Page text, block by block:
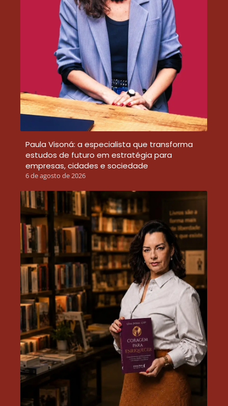
Paula Visoná: a especialista que transforma
estudos de futuro em estratégia para
empresas, cidades e sociedade
6 de agosto de 2026